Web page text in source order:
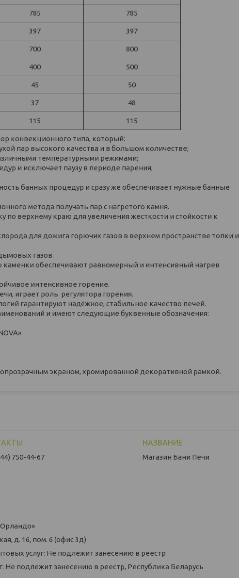
785 785
397 397
700 800
400 500
45 50
37 48
115 115
конвекционного типа, который:
пар высокого качества и в большом количестве;
температурными режимами;
и исключает паузу в периоде парения;
банных процедур и сразу же обеспечивает нужные банные
метода получать пар с нагретого камня.
верхнему краю для увеличения жесткости и стойкости к
для дожига горючих газов в верхнем пространстве топки и
газов.
обеспечивают равномерный и интенсивный нагрев
интенсивное горение.
играет роль регулятора горения.
гарантируют надёжное, стабильное качество печей.
и имеют следующие буквенные обозначения:
экраном, хромированной декоративной рамкой.
750-44-67
Магазин Бани Печи
д. 16, пом. 6 (офис 3д)
услуг: Не подлежит занесению в реестр
подлежит занесению в реестр, Республика Беларусь